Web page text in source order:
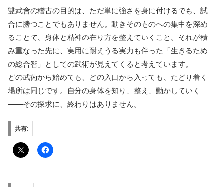
雙武會の稽古の目的は、ただ単に強さを身に付けるでも、試
合に勝つことでもありません。動きそのものへの集中を深め
ることで、身体と精神の在り方を整えていくこと。それが積
み重なった先に、実用に耐えうる実力も伴った「生きるため
の総合智」としての武術が見えてくると考えています。
どの武術から始めても、どの入口から入っても、たどり着く
場所は同じです。自分の身体を知り、整え、動かしていく
——その探求に、終わりはありません。
共有: